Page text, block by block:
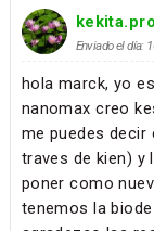
kekita.pro
Enviado el día:
hola marck, yo
nanomax creo
me puedes
traves de kien) y
poner como
tenemos la